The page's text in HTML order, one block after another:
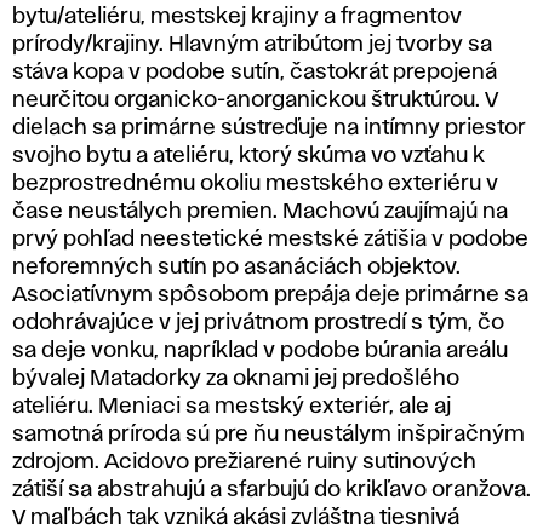
bytu/ateliéru, mestskej krajiny a fragmentov
prírody/krajiny. Hlavným atribútom jej tvorby sa
stáva kopa v podobe sutín, častokrát prepojená
neurčitou organicko-anorganickou štruktúrou. V
dielach sa primárne sústreďuje na intímny priestor
svojho bytu a ateliéru, ktorý skúma vo vzťahu k
bezprostrednému okoliu mestského exteriéru v
čase neustálych premien. Machovú zaujímajú na
prvý pohľad neestetické mestské zátišia v podobe
neforemných sutín po asanáciách objektov.
Asociatívnym spôsobom prepája deje primárne sa
odohrávajúce v jej privátnom prostredí s tým, čo
sa deje vonku, napríklad v podobe búrania areálu
bývalej Matadorky za oknami jej predošlého
ateliéru. Meniaci sa mestský exteriér, ale aj
samotná príroda sú pre ňu neustálym inšpiračným
zdrojom. Acidovo prežiarené ruiny sutinových
zátiší sa abstrahujú a sfarbujú do krikľavo oranžova.
V maľbách tak vzniká akási zvláštna tiesnivá